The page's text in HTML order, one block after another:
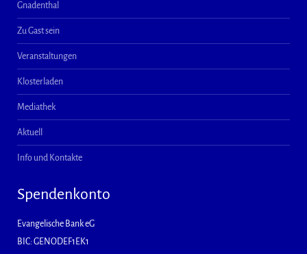
Gnadenthal
Zu Gast sein
Veranstaltungen
Klosterladen
Mediathek
Aktuell
Info und Kontakte
Spendenkonto
Evangelische Bank eG
BIC: GENODEF1EK1